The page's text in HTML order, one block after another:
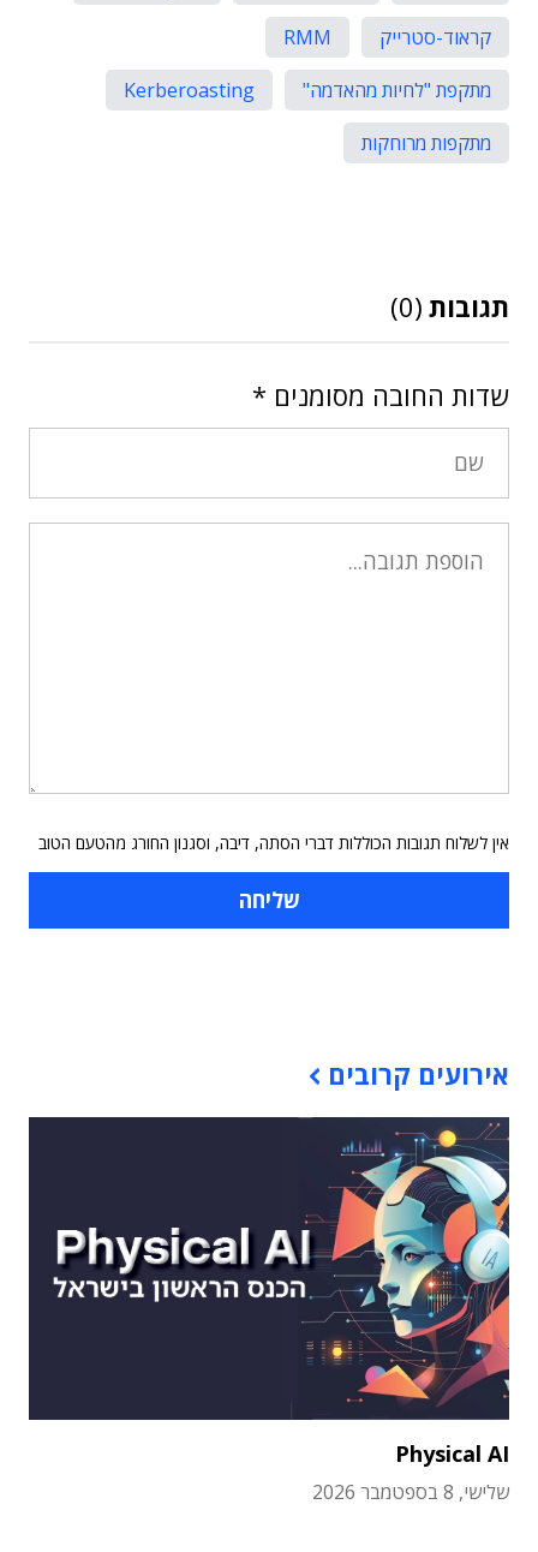
קראוד-סטרייק
RMM
מתקפת "לחיות מהאדמה"
Kerberoasting
מתקפות מרוחקות
תגובות (0)
שדות החובה מסומנים *
אין לשלוח תגובות הכוללות דברי הסתה, דיבה, וסגנון החורג מהטעם הטוב
אירועים קרובים
Physical AI
שלישי, 8 בספטמבר 2026